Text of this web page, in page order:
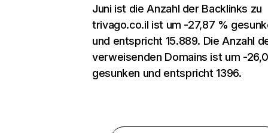
Juni ist die Anzahl der Backlinks zu
trivago.co.il ist um -27,87 %
und entspricht 15.889. Die Anzahl
verweisenden Domains ist um -
gesunken und entspricht 1396.